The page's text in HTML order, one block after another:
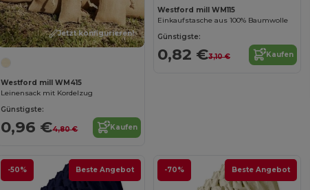
Jetzt konfigurieren!
Westford mill WM415
Leinensack mit Kordelzug
Günstigste:
0,96 €4,80 € Kaufen
Westford mill WM115
Einkaufstasche aus 100% Baumwolle
Günstigste:
0,82 €3,10 € Kaufen
-50% Beste Angebot -70% Beste Angebot